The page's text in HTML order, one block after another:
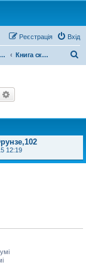
Вхід
Реєстрація
Полтави Книга скарг та пропозицій
12:19